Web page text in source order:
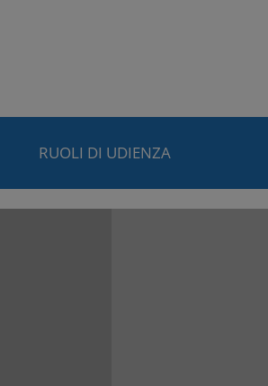
RUOLI DI UDIENZA